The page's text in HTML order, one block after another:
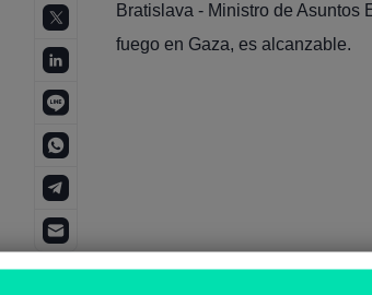
Bratislava - Ministro de Asuntos
fuego en Gaza, es alcanzable.